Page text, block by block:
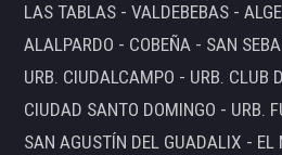
LAS TABLAS - VALDEBEBAS -
ALALPARDO - COBEÑA - SAN
URB. CIUDALCAMPO - URB. CLUB
CIUDAD SANTO DOMINGO - URB.
SAN AGUSTÍN DEL GUADALIX - EL